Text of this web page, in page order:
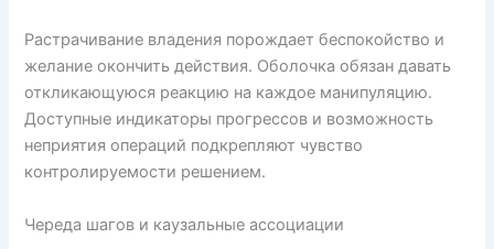
Растрачивание владения порождает беспокойство и
желание окончить действия. Оболочка обязан давать
откликающуюся реакцию на каждое манипуляцию.
Доступные индикаторы прогрессов и возможность
неприятия операций подкрепляют чувство
контролируемости решением.
Череда шагов и каузальные ассоциации